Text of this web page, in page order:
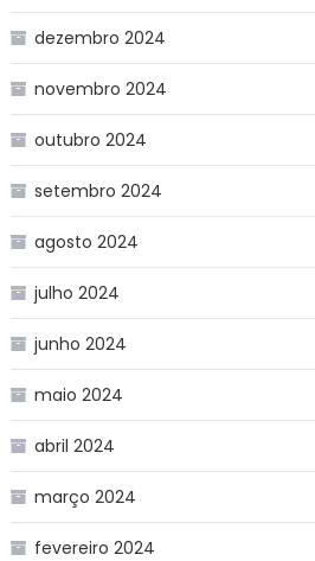
dezembro 2024
novembro 2024
outubro 2024
setembro 2024
agosto 2024
julho 2024
junho 2024
maio 2024
abril 2024
março 2024
fevereiro 2024